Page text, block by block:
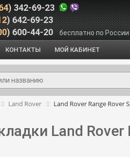
) 342-69-23
) 642-69-23
) 600-44-20 бесплатно по России
КОНТАКТЫ МОЙ КАБИНЕТ
Land Rover Land Rover Range Rover
Land Rover